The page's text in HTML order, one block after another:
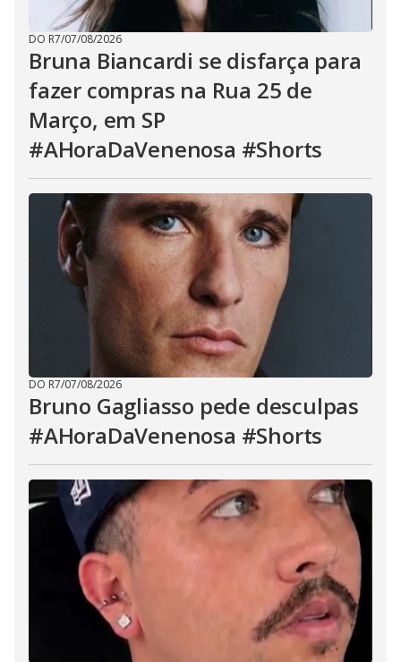
DO R7/07/08/2026
Bruna Biancardi se disfarça para
fazer compras na Rua 25 de
Março, em SP
#AHoraDaVenenosa #Shorts
DO R7/07/08/2026
Bruno Gagliasso pede desculpas
#AHoraDaVenenosa #Shorts